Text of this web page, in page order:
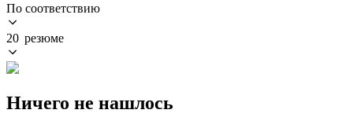
По соответствию
20 резюме
Ничего не нашлось